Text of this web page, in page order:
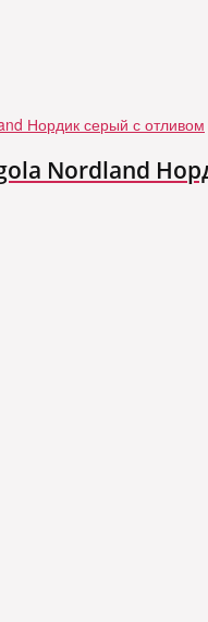
Nordland